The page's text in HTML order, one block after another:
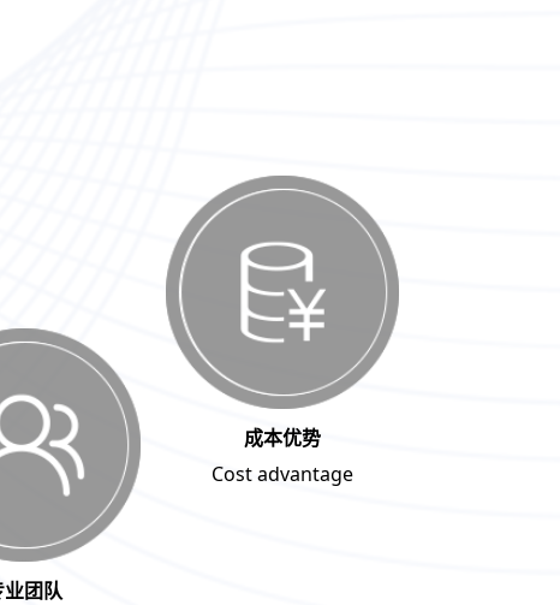
业团队
成本优势
Cost advantage